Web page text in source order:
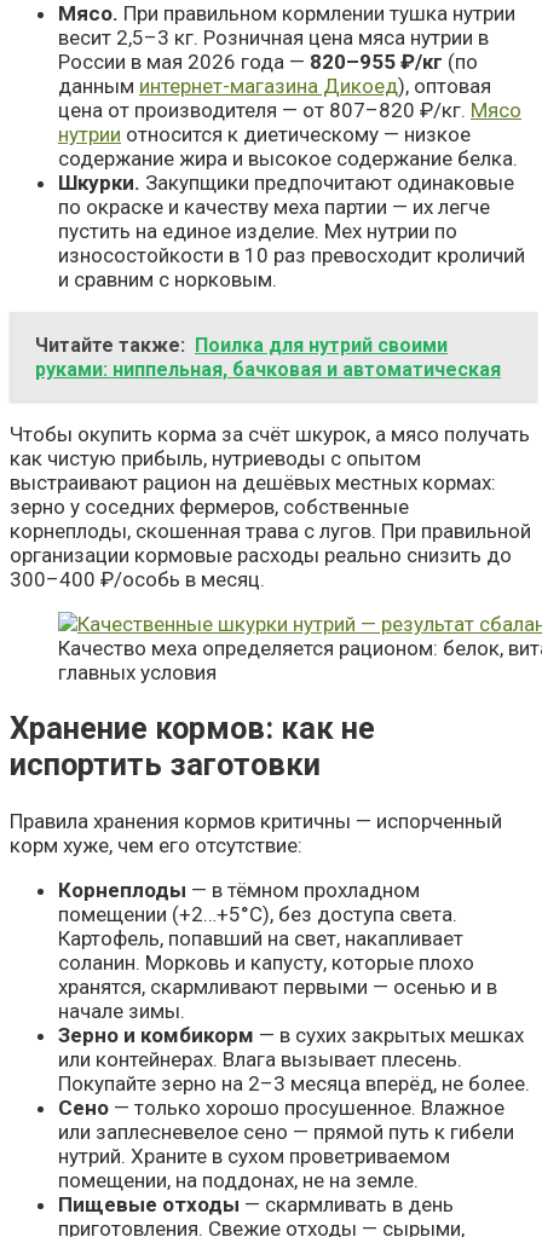
Мясо. При правильном кормлении тушка нутрии
весит 2,5–3 кг. Розничная цена мяса нутрии в
России в мая 2026 года — 820–955 ₽/кг (по
данным интернет-магазина Дикоед), оптовая
цена от производителя — от 807–820 ₽/кг. Мясо
нутрии относится к диетическому — низкое
содержание жира и высокое содержание белка.
Шкурки. Закупщики предпочитают одинаковые
по окраске и качеству меха партии — их легче
пустить на единое изделие. Мех нутрии по
износостойкости в 10 раз превосходит кроличий
и сравним с норковым.
Читайте также:
Поилка для нутрий своими
руками: ниппельная, бачковая и автоматическая
Чтобы окупить корма за счёт шкурок, а мясо получать
как чистую прибыль, нутриеводы с опытом
выстраивают рацион на дешёвых местных кормах:
зерно у соседних фермеров, собственные
корнеплоды, скошенная трава с лугов. При правильной
организации кормовые расходы реально снизить до
300–400 ₽/особь в месяц.
Качество меха определяется рационом: белок,
главных условия
Хранение кормов: как не
испортить заготовки
Правила хранения кормов критичны — испорченный
корм хуже, чем его отсутствие:
Корнеплоды — в тёмном прохладном
помещении (+2…+5°C), без доступа света.
Картофель, попавший на свет, накапливает
соланин. Морковь и капусту, которые плохо
хранятся, скармливают первыми — осенью и в
начале зимы.
Зерно и комбикорм — в сухих закрытых мешках
или контейнерах. Влага вызывает плесень.
Покупайте зерно на 2–3 месяца вперёд, не более.
Сено — только хорошо просушенное. Влажное
или заплесневелое сено — прямой путь к гибели
нутрий. Храните в сухом проветриваемом
помещении, на поддонах, не на земле.
Пищевые отходы — скармливать в день
приготовления. Свежие отходы — сырыми,